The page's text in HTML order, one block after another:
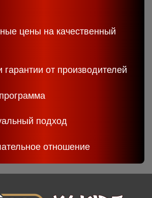
цены на качественный
гарантии от производителей
подход
отношение